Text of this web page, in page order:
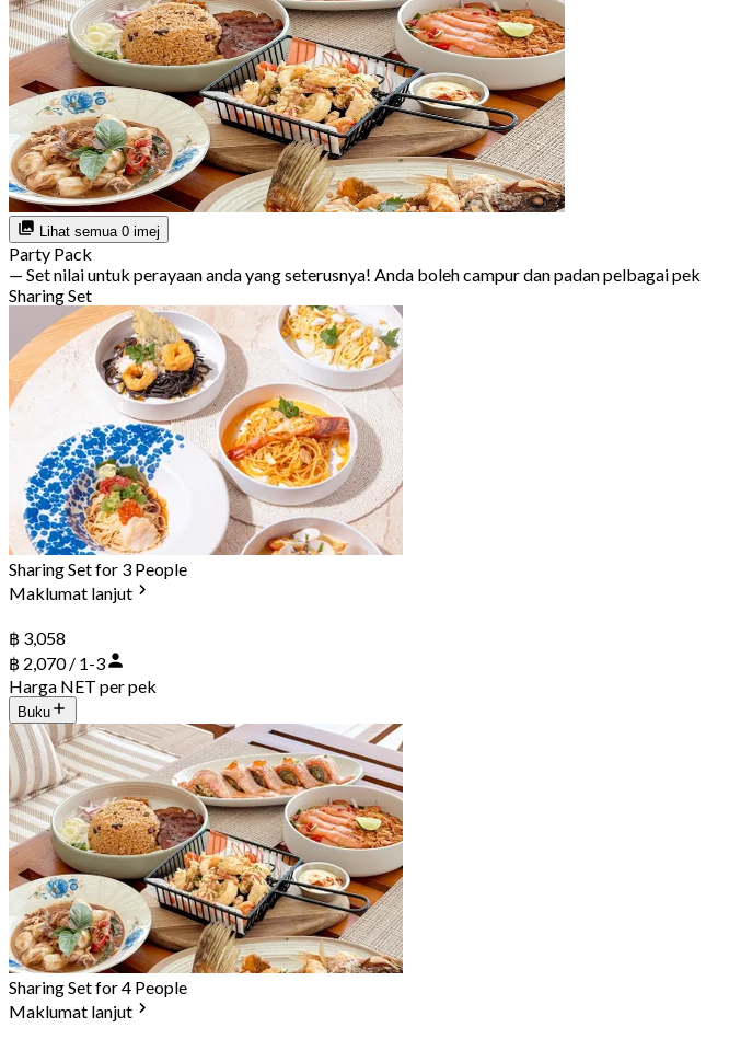
Lihat semua 0 imej
Party Pack
— Set nilai untuk perayaan anda yang seterusnya! Anda boleh campur dan padan pelbagai pek
Sharing Set
Sharing Set for 3 People
Maklumat lanjut
฿ 3,058
฿ 2,070 / 1-3
Harga NET per pek
Buku
Sharing Set for 4 People
Maklumat lanjut